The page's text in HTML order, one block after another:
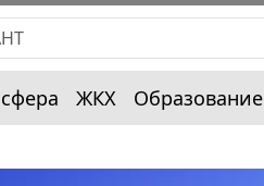
ЖКХ Образование